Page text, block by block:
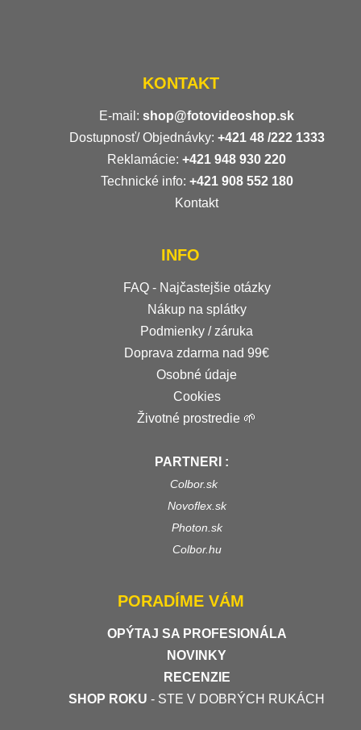
KONTAKT
E-mail: shop@fotovideoshop.sk
Dostupnosť/ Objednávky: +421 48 /222 1333
Reklamácie: +421 948 930 220
Technické info: +421 908 552 180
Kontakt
INFO
FAQ - Najčastejšie otázky
Nákup na splátky
Podmienky / záruka
Doprava zdarma nad 99€
Osobné údaje
Cookies
Životné prostredie 🌱
PARTNERI :
Colbor.sk
Novoflex.sk
Photon.sk
Colbor.hu
PORADÍME VÁM
OPÝTAJ SA PROFESIONÁLA
NOVINKY
RECENZIE
SHOP ROKU - STE V DOBRÝCH RUKÁCH